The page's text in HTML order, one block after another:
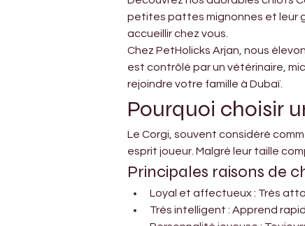
petites pattes mignonnes et leur
accueillir chez vous.
Chez PetHolicks Arjan, nous
est contrôlé par un vétérinaire,
rejoindre votre famille à Dubaï.
Pourquoi choisir
Le Corgi, souvent considéré
esprit joueur. Malgré leur taille
Principales raisons de
Loyal et affectueux : Très
Très intelligent : Apprend